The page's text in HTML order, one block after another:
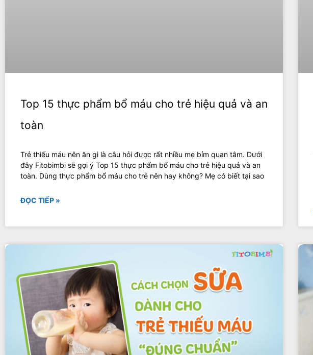
Top 15 thực phẩm bổ máu cho trẻ hiệu quả và an
toàn
Trẻ thiếu máu nên ăn gì là câu hỏi được rất nhiều mẹ bỉm quan tâm. Dưới
đây Fitobimbi sẽ gợi ý Top 15 thực phẩm bổ máu cho trẻ hiệu quả và an
toàn. Dùng thực phẩm bổ máu cho trẻ nên hay không? Mẹ có biết tại sao
ĐỌC TIẾP »